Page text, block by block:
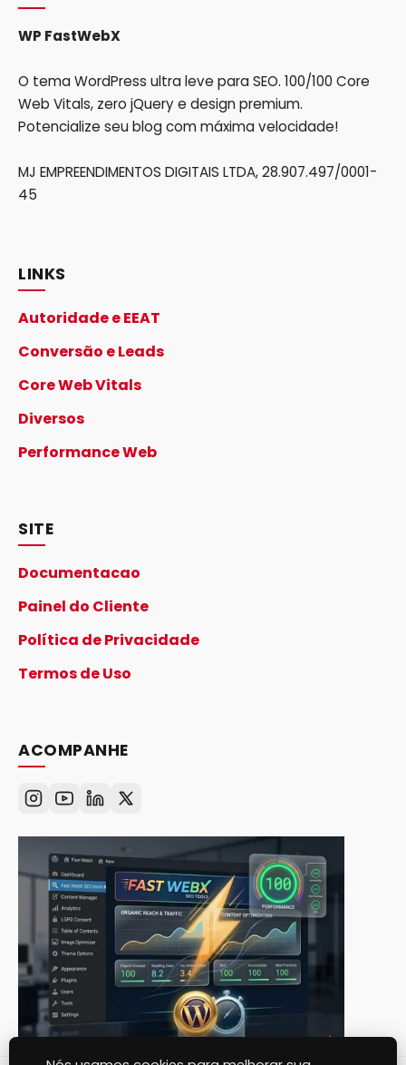
WP FastWebX
O tema WordPress ultra leve para SEO. 100/100 Core
Web Vitals, zero jQuery e design premium.
Potencialize seu blog com máxima velocidade!
MJ EMPREENDIMENTOS DIGITAIS LTDA, 28.907.497/0001-
45
LINKS
Autoridade e EEAT
Conversão e Leads
Core Web Vitals
Diversos
Performance Web
SITE
Documentacao
Painel do Cliente
Política de Privacidade
Termos de Uso
ACOMPANHE